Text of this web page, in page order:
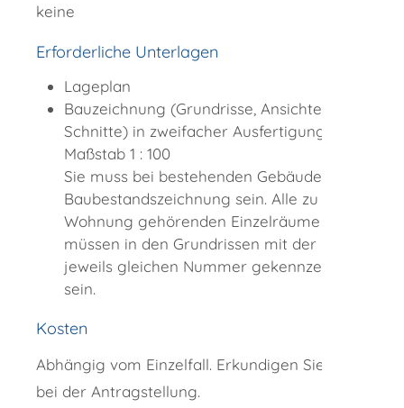
keine
Erforderliche Unterlagen
Lageplan
Bauzeichnung (Grundrisse, Ansichten,
Schnitte) in zweifacher Ausfertigung im
Maßstab 1 : 100
Sie muss bei bestehenden Gebäuden eine
Baubestandszeichnung sein. Alle zu einer
Wohnung gehörenden Einzelräume
müssen in den Grundrissen mit der
jeweils gleichen Nummer gekennzeichnet
sein.
Kosten
Abhängig vom Einzelfall. Erkundigen Sie sich
bei der Antragstellung.